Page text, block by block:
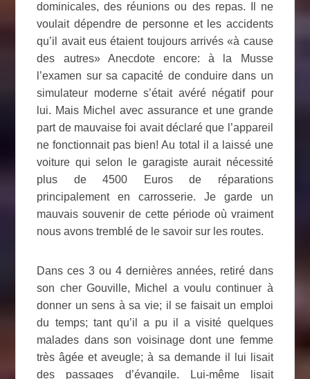
dominicales, des réunions ou des repas. Il ne
voulait dépendre de personne et les accidents
qu’il avait eus étaient toujours arrivés «à cause
des autres» Anecdote encore: à la Musse
l’examen sur sa capacité de conduire dans un
simulateur moderne s’était avéré négatif pour
lui. Mais Michel avec assurance et une grande
part de mauvaise foi avait déclaré que l’appareil
ne fonctionnait pas bien! Au total il a laissé une
voiture qui selon le garagiste aurait nécessité
plus de 4500 Euros de réparations
principalement en carrosserie. Je garde un
mauvais souvenir de cette période où vraiment
nous avons tremblé de le savoir sur les routes.
Dans ces 3 ou 4 dernières années, retiré dans
son cher Gouville, Michel a voulu continuer à
donner un sens à sa vie; il se faisait un emploi
du temps; tant qu’il a pu il a visité quelques
malades dans son voisinage dont une femme
très âgée et aveugle; à sa demande il lui lisait
des passages d’évangile. Lui-même lisait